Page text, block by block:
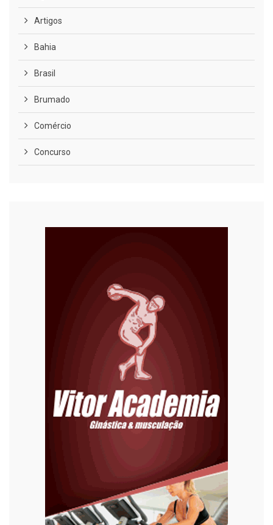
Artigos
Bahia
Brasil
Brumado
Comércio
Concurso
Emprego
Esporte
Moda